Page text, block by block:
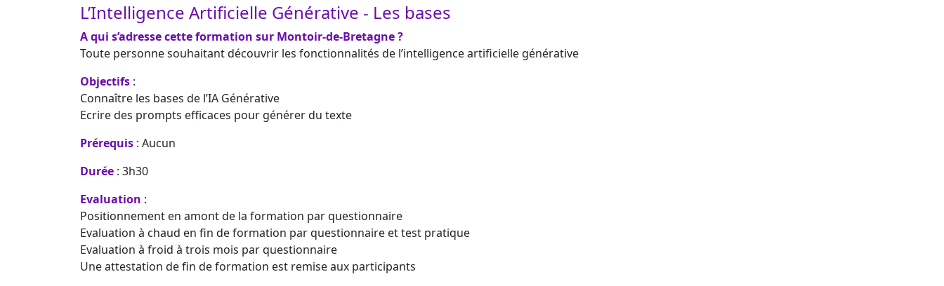
L’Intelligence Artificielle Générative - Les bases
A qui s’adresse cette formation sur Montoir-de-Bretagne ?
Toute personne souhaitant découvrir les fonctionnalités de l’intelligence artificielle générative
Objectifs :
Connaître les bases de l’IA Générative
Ecrire des prompts efficaces pour générer du texte
Prérequis : Aucun
Durée : 3h30
Evaluation :
Positionnement en amont de la formation par questionnaire
Evaluation à chaud en fin de formation par questionnaire et test pratique
Evaluation à froid à trois mois par questionnaire
Une attestation de fin de formation est remise aux participants